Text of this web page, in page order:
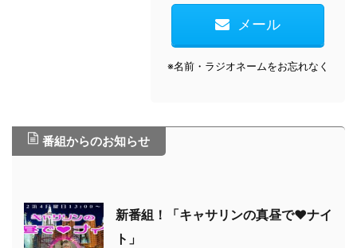
メール
※名前・ラジオネームをお忘れなく
番組からのお知らせ
新番組！「キャサリンの真昼で♥ナイ
ト」